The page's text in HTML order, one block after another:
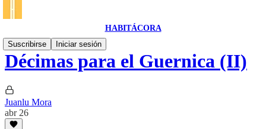
HABITÁCORA
Suscribirse
Iniciar sesión
Décimas para el Guernica (II)
Juanlu Mora
abr 26